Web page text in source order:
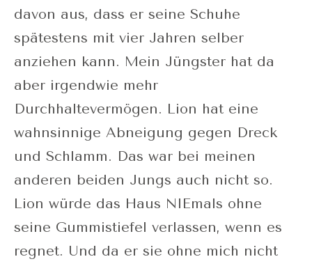
davon aus, dass er seine Schuhe
spätestens mit vier Jahren selber
anziehen kann. Mein Jüngster hat da
aber irgendwie mehr
Durchhaltevermögen. Lion hat eine
wahnsinnige Abneigung gegen Dreck
und Schlamm. Das war bei meinen
anderen beiden Jungs auch nicht so.
Lion würde das Haus NIEmals ohne
seine Gummistiefel verlassen, wenn es
regnet. Und da er sie ohne mich nicht